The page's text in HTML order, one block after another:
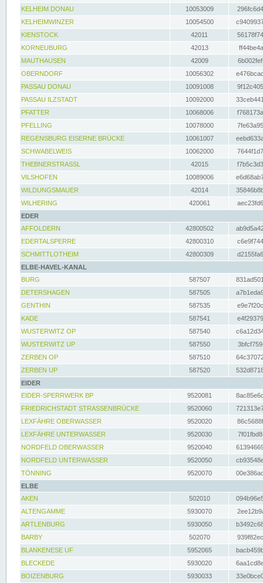
KELHEIM DONAU
10053009
KELHEIMWINZER
10054500
KIENSTOCK
42011
KORNEUBURG
42013
MAUTHAUSEN
42009
OBERNDORF
10056302
PASSAU DONAU
10091008
PASSAU ILZSTADT
10092000
PFATTER
10068006
PFELLING
10078000
REGENSBURG EISERNE BRÜCKE
10061007
SCHWABELWEIS
10062000
THEBNERSTRASSL
42015
VILSHOFEN
10089006
WILDUNGSMAUER
42014
WILHERING
420061
EDER
AFFOLDERN
42800502
EDERTALSPERRE
42800310
SCHMITTLOTHEIM
42800309
ELBE-HAVEL-KANAL
BURG
587507
DETERSHAGEN
587505
GENTHIN
587535
KADE
587541
WUSTERWITZ OP
587540
WUSTERWITZ UP
587550
ZERBEN OP
587510
ZERBEN UP
587520
EIDER
EIDER-SPERRWERK BP
9520081
FRIEDRICHSTADT STRASSENBRÜCKE
9520060
LEXFÄHRE OBERWASSER
9520020
LEXFÄHRE UNTERWASSER
9520030
NORDFELD OBERWASSER
9520040
NORDFELD UNTERWASSER
9520050
TÖNNING
9520070
ELBE
AKEN
502010
ALTENGAMME
5930070
ARTLENBURG
5930050
BARBY
502070
BLANKENESE UF
5952065
BLECKEDE
5930020
BOIZENBURG
5930033